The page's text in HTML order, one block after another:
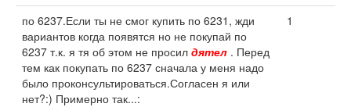
по 6237.Если ты не смог купить по 6231, жди
вариантов когда появятся но не покупай по
6237 т.к. я тя об этом не просил дятел . Перед
тем как покупать по 6237 сначала у меня надо
было проконсультироваться.Согласен я или
нет?:) Примерно так...:
1